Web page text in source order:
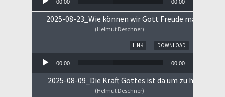
00:00 00:00
2025-08-23_Wie können wir Gott Freude machen
(Helmut Deschner)
DOWNLOAD
LINK
00:00 00:00
2025-08-09_Die Kraft Gottes ist da um zu heilen!
(Helmut Deschner)